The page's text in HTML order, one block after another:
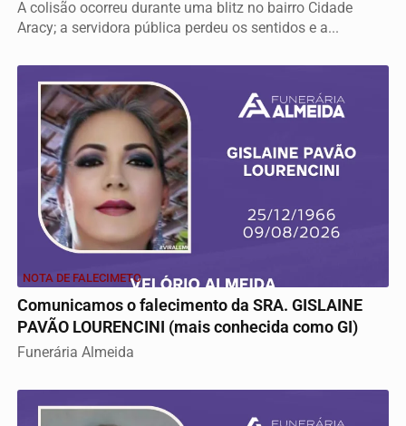
A colisão ocorreu durante uma blitz no bairro Cidade
Aracy; a servidora pública perdeu os sentidos e a...
NOTA DE FALECIMETO
Comunicamos o falecimento da SRA. GISLAINE
PAVÃO LOURENCINI (mais conhecida como GI)
Funerária Almeida